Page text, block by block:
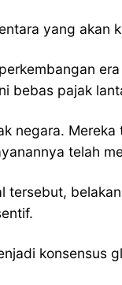
yang akan
bebas pajak
negara.
telah